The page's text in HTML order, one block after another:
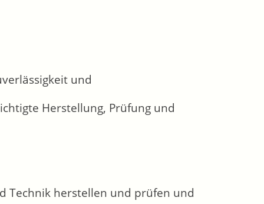
und
Herstellung, Prüfung und
Technik herstellen und prüfen und